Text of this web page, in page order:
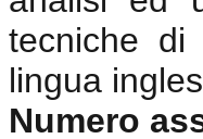
tecniche di
lingua
Numero